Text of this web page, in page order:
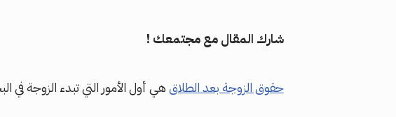
شارك المقال مع مجتمعك !
حقوق الزوجة بعد الطلاقهي أول الأمور التي تبدء الزوجة في